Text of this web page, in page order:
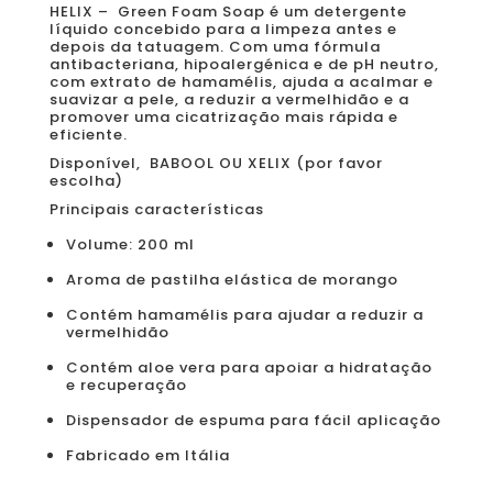
HELIX – Green Foam Soap é um detergente
líquido concebido para a limpeza antes e
depois da tatuagem. Com uma fórmula
antibacteriana, hipoalergénica e de pH neutro,
com extrato de hamamélis, ajuda a acalmar e
suavizar a pele, a reduzir a vermelhidão e a
promover uma cicatrização mais rápida e
eficiente.
Disponível, BABOOL OU XELIX (por favor
escolha)
Principais características
Volume: 200 ml
Aroma de pastilha elástica de morango
Contém hamamélis para ajudar a reduzir a
vermelhidão
Contém aloe vera para apoiar a hidratação
e recuperação
Dispensador de espuma para fácil aplicação
Fabricado em Itália